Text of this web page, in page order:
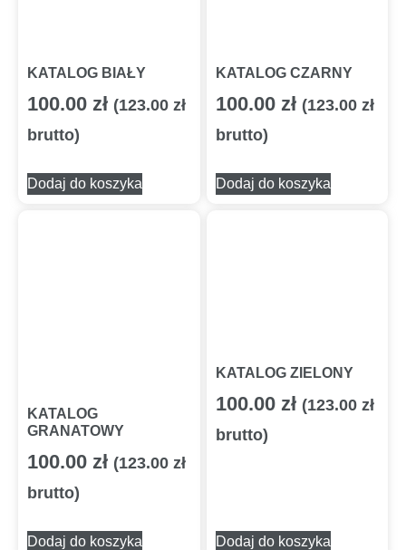
KATALOG BIAŁY
100.00 zł (123.00 zł
brutto)
Dodaj do koszyka
KATALOG CZARNY
100.00 zł (123.00 zł
brutto)
Dodaj do koszyka
KATALOG
GRANATOWY
100.00 zł (123.00 zł
brutto)
Dodaj do koszyka
KATALOG ZIELONY
100.00 zł (123.00 zł
brutto)
Dodaj do koszyka